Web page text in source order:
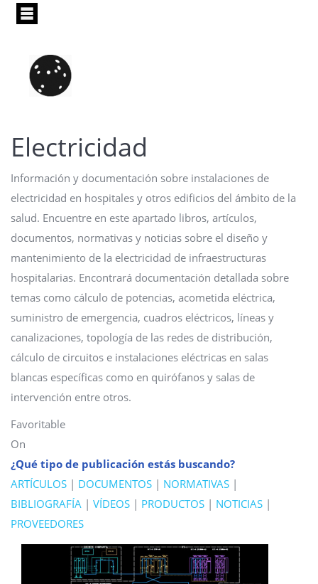
Pasar
principal
Electricidad
Información y documentación sobre instalaciones de
electricidad en hospitales y otros edificios del ámbito de la
salud. Encuentre en este apartado libros, artículos,
documentos, normativas y noticias sobre el diseño y
mantenimiento de la electricidad de infraestructuras
hospitalarias. Encontrará documentación detallada sobre
temas como cálculo de potencias, acometida eléctrica,
suministro de emergencia, cuadros eléctricos, líneas y
canalizaciones, topología de las redes de distribución,
cálculo de circuitos e instalaciones eléctricas en salas
blancas específicas como en quirófanos y salas de
intervención entre otros.
Favoritable
On
¿Qué tipo de publicación estás buscando?
ARTÍCULOS | DOCUMENTOS | NORMATIVAS |
BIBLIOGRAFÍA | VÍDEOS | PRODUCTOS | NOTICIAS |
PROVEEDORES